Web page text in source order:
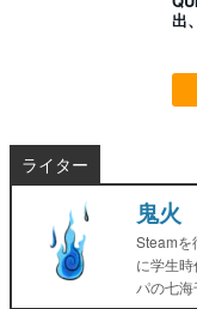
出
ライター
鬼火
Steamを
に学生
パの七海